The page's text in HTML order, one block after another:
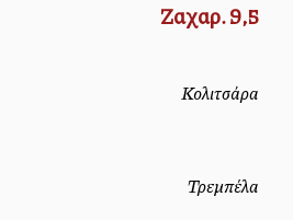
Ζαχαρ. 9,5
Κολιτσάρα
Τρεμπέλα